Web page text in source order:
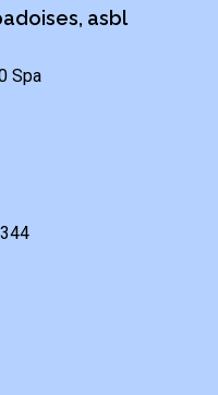
asbl
Spa